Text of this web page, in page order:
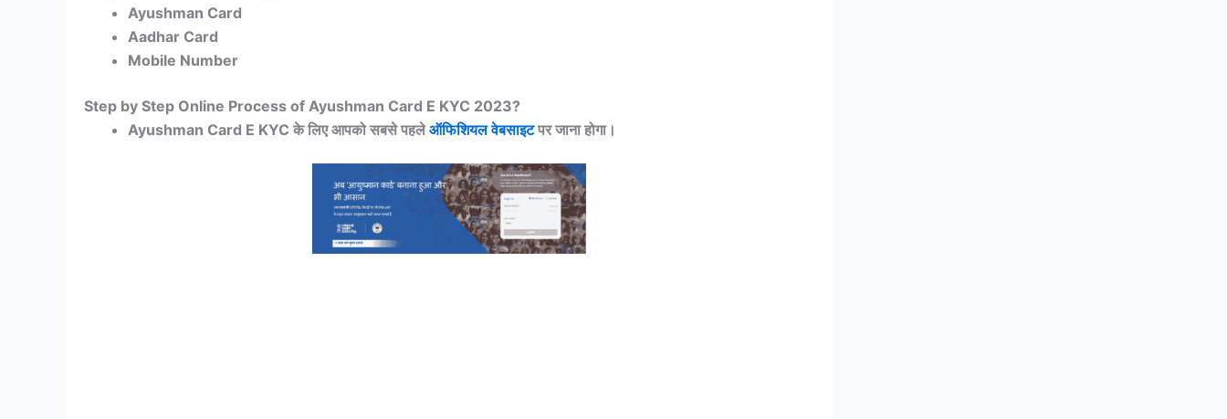
Ayushman Card
Aadhar Card
Mobile Number
Step by Step Online Process of Ayushman Card E KYC 2023?
Ayushman Card E KYC के लिए आपको सबसे पहलेऑफिशियल वेबसाइटपर जाना होगा।